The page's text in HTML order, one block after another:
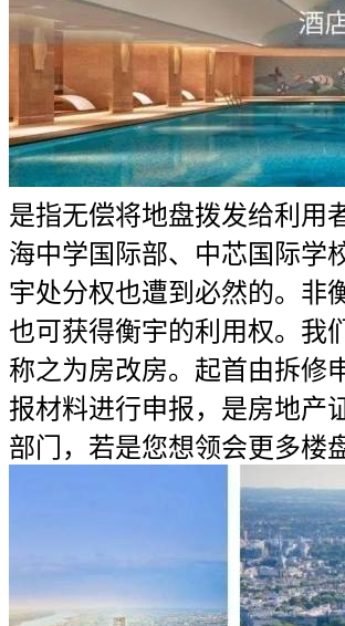
是指无偿将地盘拨发给利用
海中学国际部、中芯国际学
宇处分权也遭到必然的。非
也可获得衡宇的利用权。我
称之为房改房。起首由拆修
报材料进行申报，是房地产
部门，若是您想领会更多楼